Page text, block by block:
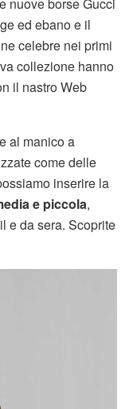
ed ebano e il
celebre nei primi
collezione hanno
il nastro Web
al manico a
come delle
inserire la
e piccola,
e da sera. Scoprite